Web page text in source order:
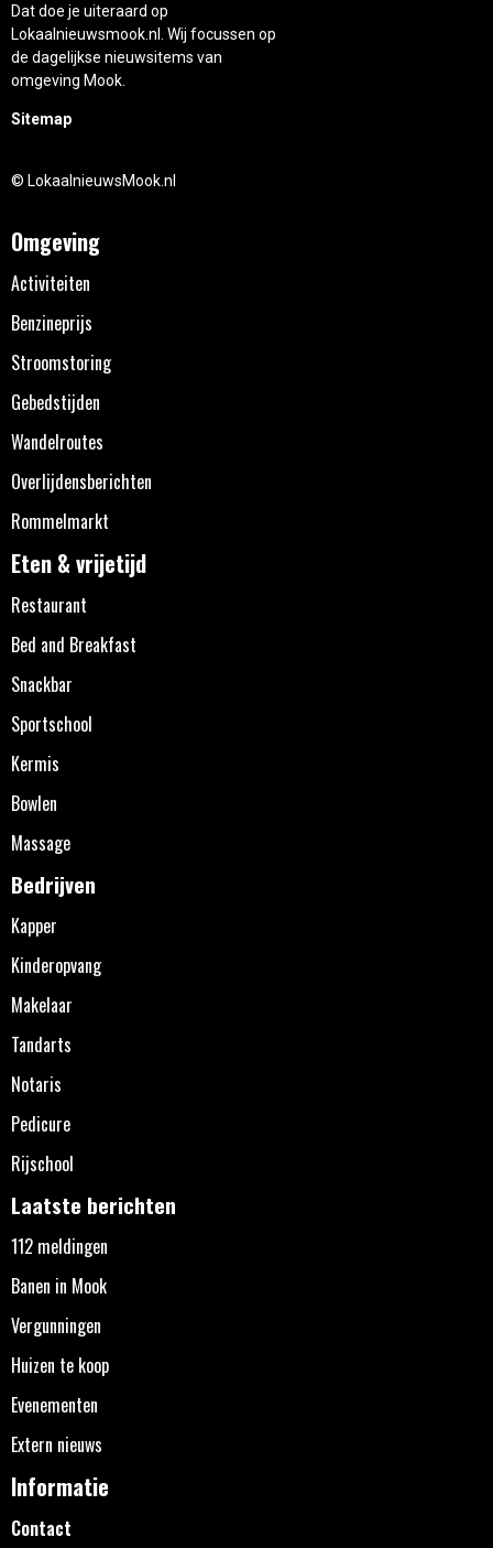
Dat doe je uiteraard op
Lokaalnieuwsmook.nl. Wij focussen op
de dagelijkse nieuwsitems van
omgeving Mook.
Sitemap
© LokaalnieuwsMook.nl
Omgeving
Activiteiten
Benzineprijs
Stroomstoring
Gebedstijden
Wandelroutes
Overlijdensberichten
Rommelmarkt
Eten & vrijetijd
Restaurant
Bed and Breakfast
Snackbar
Sportschool
Kermis
Bowlen
Massage
Bedrijven
Kapper
Kinderopvang
Makelaar
Tandarts
Notaris
Pedicure
Rijschool
Laatste berichten
112 meldingen
Banen in Mook
Vergunningen
Huizen te koop
Evenementen
Extern nieuws
Informatie
Contact